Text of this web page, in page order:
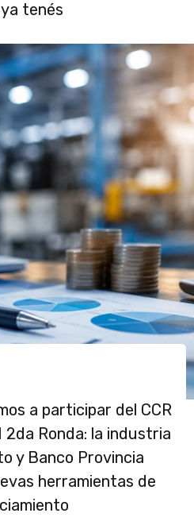
tenés
a participar del CCR
2da Ronda: la industria
y Banco Provincia
herramientas de